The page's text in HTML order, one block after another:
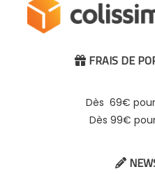
 FRAIS DE
Dès 69€
Dès 99€
